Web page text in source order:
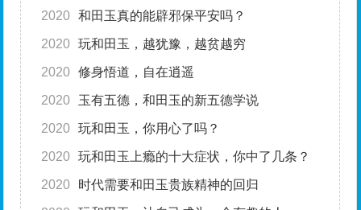
2020 和田玉真的能辟邪保平安吗？
2020 玩和田玉，越犹豫，越贫越穷
2020 修身悟道，自在逍遥
2020 玉有五德，和田玉的新五德学说
2020 玩和田玉，你用心了吗？
2020 玩和田玉上瘾的十大症状，你中了几条？
2020 时代需要和田玉贵族精神的回归